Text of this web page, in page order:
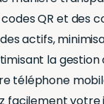
QR et des
actifs,
la gestion
téléphone